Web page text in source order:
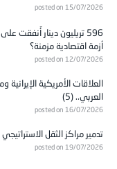
posted on 15/07/2026
596 تريليون دينار أُنفقت
أزمة اقتصادية مزمنة؟
posted on 12/07/2026
العلاقات الأمريكية
العربي.. (5)
posted on 16/07/2026
تدمير مراكز الثقل
posted on 19/07/2026